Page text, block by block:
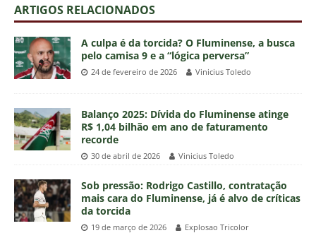
ARTIGOS RELACIONADOS
A culpa é da torcida? O Fluminense, a busca
pelo camisa 9 e a “lógica perversa”
24 de fevereiro de 2026 Vinicius Toledo
Balanço 2025: Dívida do Fluminense atinge
R$ 1,04 bilhão em ano de faturamento
recorde
30 de abril de 2026 Vinicius Toledo
Sob pressão: Rodrigo Castillo, contratação
mais cara do Fluminense, já é alvo de críticas
da torcida
19 de março de 2026 Explosao Tricolor